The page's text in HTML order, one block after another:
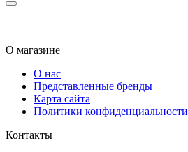
О магазине
О нас
Представленные бренды
Карта сайта
Политики конфиденциальности
Контакты